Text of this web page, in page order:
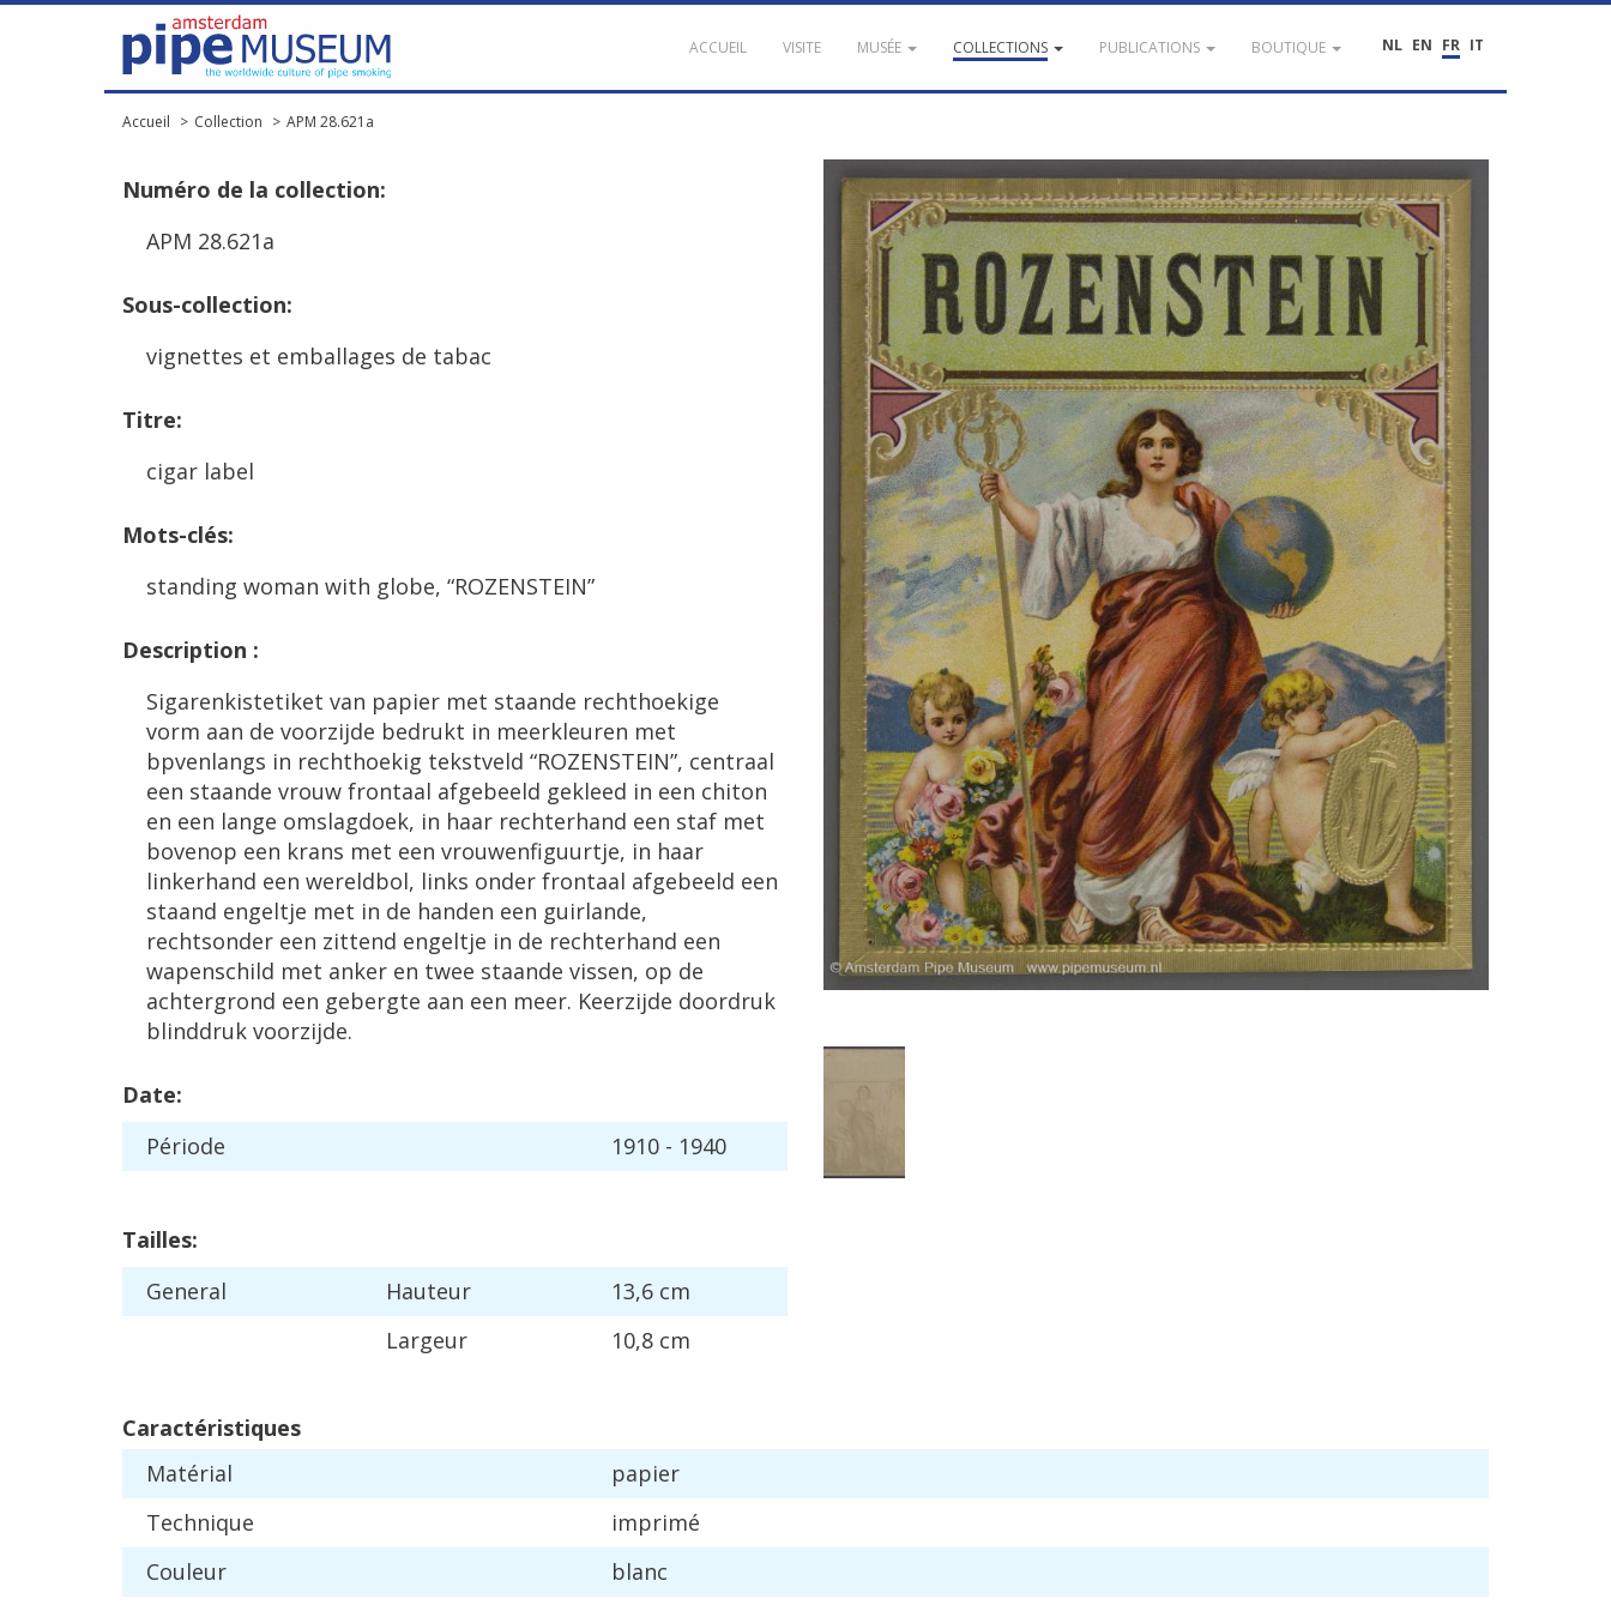
NL EN FR IT
ACCUEIL VISITE MUSÉE COLLECTIONS PUBLICATIONS BOUTIQUE
Accueil Collection APM 28.621a
Numéro de la collection:
APM 28.621a
Sous-collection:
vignettes et emballages de tabac
Titre:
cigar label
Mots-clés:
standing woman with globe, “ROZENSTEIN”
Description :
Sigarenkistetiket van papier met staande rechthoekige
vorm aan de voorzijde bedrukt in meerkleuren met
bpvenlangs in rechthoekig tekstveld “ROZENSTEIN”, centraal
een staande vrouw frontaal afgebeeld gekleed in een chiton
en een lange omslagdoek, in haar rechterhand een staf met
bovenop een krans met een vrouwenfiguurtje, in haar
linkerhand een wereldbol, links onder frontaal afgebeeld een
staand engeltje met in de handen een guirlande,
rechtsonder een zittend engeltje in de rechterhand een
wapenschild met anker en twee staande vissen, op de
achtergrond een gebergte aan een meer. Keerzijde doordruk
blinddruk voorzijde.
Date:
Période 1910 - 1940
Tailles:
General
Hauteur 13,6 cm
Largeur
10,8 cm
Caractéristiques
Matérial
papier
Technique
imprimé
Couleur
blanc